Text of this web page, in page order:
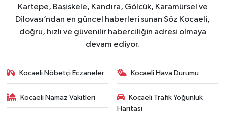
Kartepe, Başiskele, Kandıra, Gölcük, Karamürsel ve
Dilovası’ndan en güncel haberleri sunan Söz Kocaeli,
doğru, hızlı ve güvenilir haberciliğin adresi olmaya
devam ediyor.
Kocaeli Nöbetçi Eczaneler Kocaeli Hava Durumu
Kocaeli Namaz Vakitleri
Kocaeli Trafik Yoğunluk
Haritası